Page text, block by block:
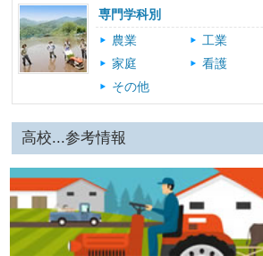
専門学科別
農業
工業
家庭
看護
その他
高校...参考情報